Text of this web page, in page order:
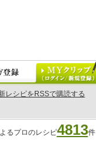
レシピをRSSで購読する
るプロのレシピ4813件